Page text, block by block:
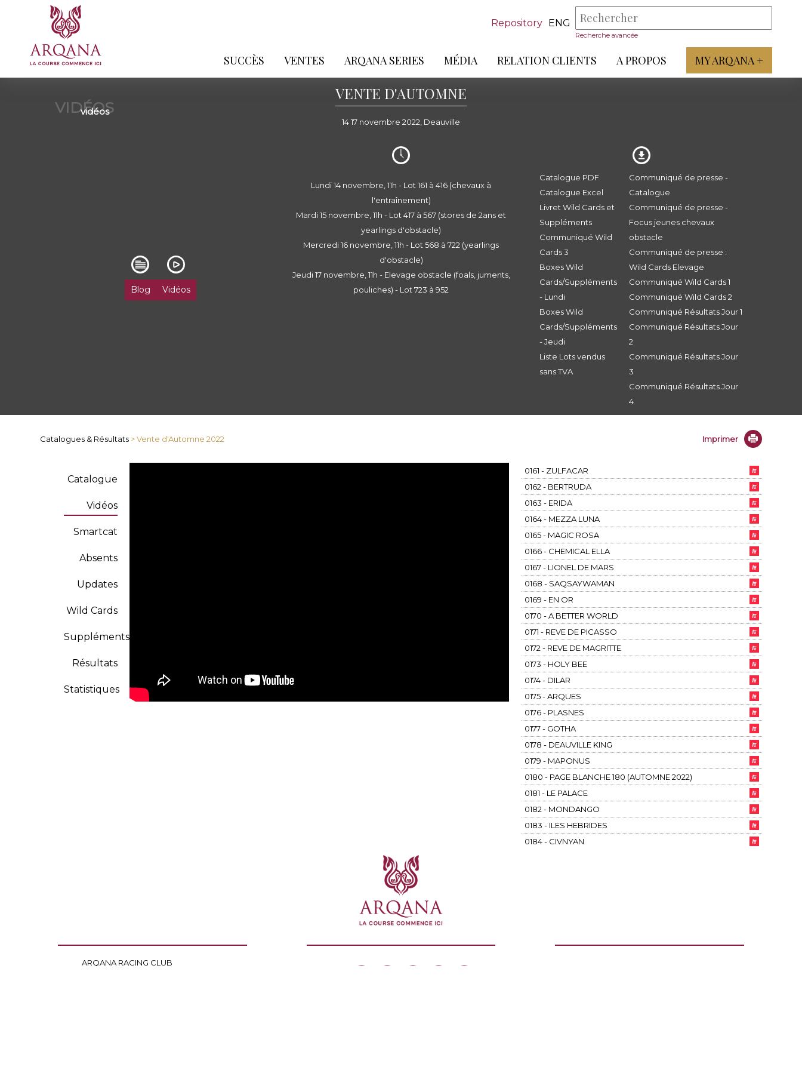
Repository ENG
Recherche avancée
SUCCÈS VENTES ARQANA SERIES MÉDIA RELATION CLIENTS A PROPOS MY ARQANA +
VIDÉOS
vidéos
VENTE D'AUTOMNE
14 17 novembre 2022, Deauville
Blog Vidéos
Lundi 14 novembre, 11h - Lot 161 à 416 (chevaux à
l'entraînement)
Mardi 15 novembre, 11h - Lot 417 à 567 (stores de 2ans et
yearlings d'obstacle)
Mercredi 16 novembre, 11h - Lot 568 à 722 (yearlings
d'obstacle)
Jeudi 17 novembre, 11h - Elevage obstacle (foals, juments,
pouliches) - Lot 723 à 952
Catalogue PDF
Catalogue Excel
Livret Wild Cards et
Suppléments
Communiqué Wild
Cards 3
Boxes Wild
Cards/Suppléments
- Lundi
Boxes Wild
Cards/Suppléments
- Jeudi
Liste Lots vendus
sans TVA
Communiqué de presse -
Catalogue
Communiqué de presse -
Focus jeunes chevaux
obstacle
Communiqué de presse :
Wild Cards Elevage
Communiqué Wild Cards 1
Communiqué Wild Cards 2
Communiqué Résultats Jour 1
Communiqué Résultats Jour
2
Communiqué Résultats Jour
3
Communiqué Résultats Jour
4
Catalogues & Résultats > Vente d'Automne 2022 Imprimer
Catalogue
Vidéos
Smartcat
Absents
Updates
Wild Cards
Suppléments
Résultats
Statistiques
0161 - ZULFACAR
0162 - BERTRUDA
0163 - ERIDA
0164 - MEZZA LUNA
0165 - MAGIC ROSA
0166 - CHEMICAL ELLA
0167 - LIONEL DE MARS
0168 - SAQSAYWAMAN
0169 - EN OR
0170 - A BETTER WORLD
0171 - REVE DE PICASSO
0172 - REVE DE MAGRITTE
0173 - HOLY BEE
0174 - DILAR
0175 - ARQUES
0176 - PLASNES
0177 - GOTHA
0178 - DEAUVILLE KING
0179 - MAPONUS
0180 - PAGE BLANCHE 180 (AUTOMNE 2022)
0181 - LE PALACE
0182 - MONDANGO
0183 - ILES HEBRIDES
0184 - CIVNYAN
ARQANA RACING CLUB